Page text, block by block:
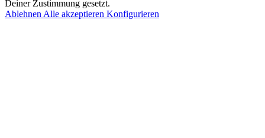
Deiner Zustimmung gesetzt.
Ablehnen Alle akzeptieren Konfigurieren